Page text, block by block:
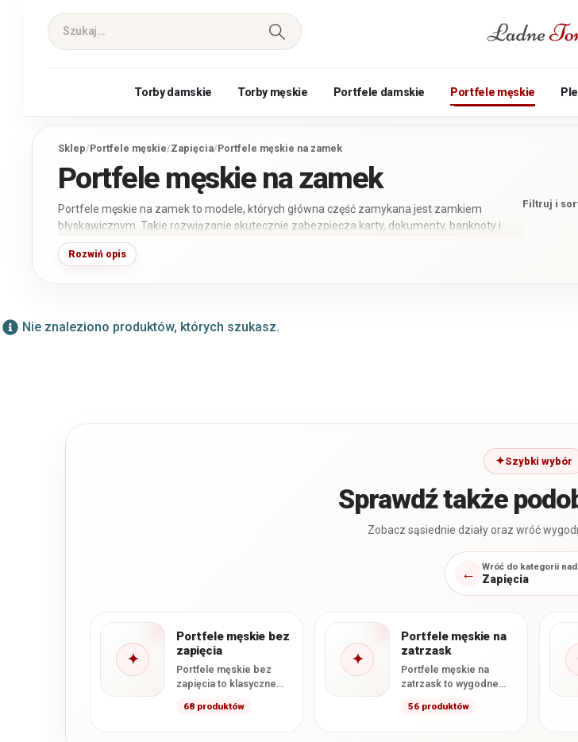
Torby damskie Torby męskie Portfele damskie Portfele męskie
Sklep/Portfele męskie/Zapięcia/Portfele męskie na zamek
Portfele męskie na zamek
Portfele męskie na zamek to modele, których główna część zamykana jest zamkiem
błyskawicznym. Takie rozwiązanie skutecznie zabezpiecza karty, dokumenty, banknoty i
monety przed przypadkowym wysunięciem się z wnętrza portfela, dlatego świetnie
sprawdza się podczas codziennego użytkowania oraz noszenia portfela w torbie, saszetce
Rozwiń opis
Filtruj i
Nie znaleziono produktów, których szukasz.
Szybki wybór
Sprawdź także
Zobacz sąsiednie działy oraz wróć
← Wróć do kategorii
Zapięcia
✦
Portfele męskie bez
zapięcia
Portfele męskie bez
zapięcia to klasyczne
posiadają zewnętrznego
68 produktów
✦
Portfele męskie na
zatrzask
Portfele męskie na
zatrzask to wygodne
utrzymać zawartość na
56 produktów